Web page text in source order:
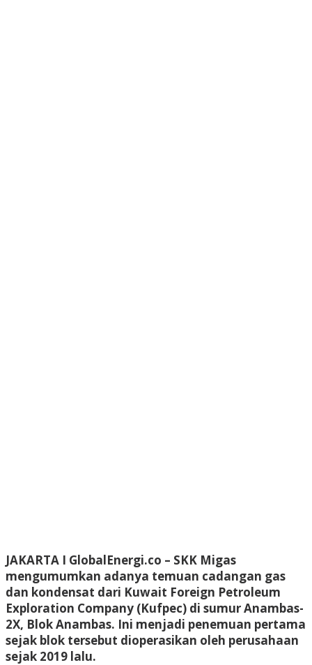
JAKARTA I GlobalEnergi.co – SKK Migas
mengumumkan adanya temuan cadangan gas
dan kondensat dari Kuwait Foreign Petroleum
Exploration Company (Kufpec) di sumur Anambas-
2X, Blok Anambas. Ini menjadi penemuan pertama
sejak blok tersebut dioperasikan oleh perusahaan
sejak 2019 lalu.